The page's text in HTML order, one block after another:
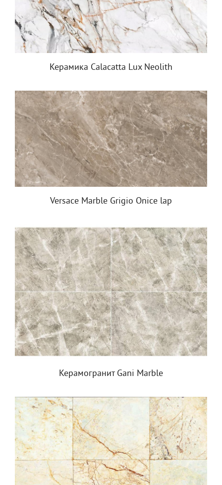
Керамика Calacatta Lux Neolith
Versace Marble Grigio Onice lap
Керамогранит Gani Marble